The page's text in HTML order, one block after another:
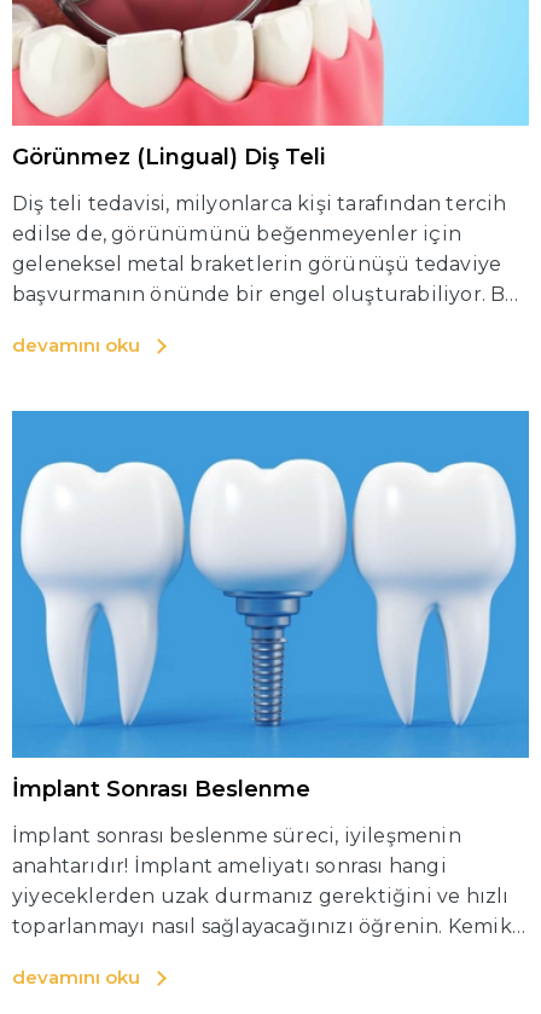
Görünmez (Lingual) Diş Teli
Diş teli tedavisi, milyonlarca kişi tarafından tercih
edilse de, görünümünü beğenmeyenler için
geleneksel metal braketlerin görünüşü tedaviye
başvurmanın önünde bir engel oluşturabiliyor. Bu
lingual braketler gibi alternatifler sunuluyor.
sayesinde, tedavi sürecinde estetik kaygılar
mümkün hale geliyor.
devamını oku
İmplant Sonrası Beslenme
İmplant sonrası beslenme süreci, iyileşmenin
anahtarıdır! İmplant ameliyatı sonrası hangi
yiyeceklerden uzak durmanız gerektiğini ve hızlı
toparlanmayı nasıl sağlayacağınızı öğrenin. Kemik
ürünlerinden neden kaçınılması gerektiğiyle ilgili
devamını oku